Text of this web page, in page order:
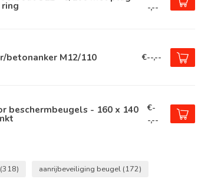
-,--
betonanker M12/110 €--,--
beschermbeugels - 160 x 140
€-
-,--
(318) aanrijbeveiliging beugel (172)